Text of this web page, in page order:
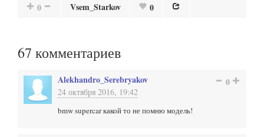
0 Vsem_Starkov 0
67 комментариев
Alekhandro_Serebryakov
24 октября 2016, 19:42
0
bmw supercar какой то не помню модель!